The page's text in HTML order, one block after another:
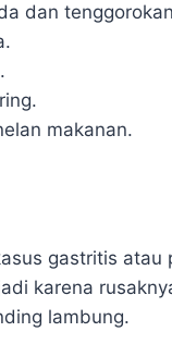
dan
makanan.
gastritis atau
karena
lambung.